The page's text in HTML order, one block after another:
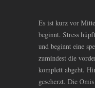
Es ist kurz vor
beginnt. Stress
und beginnt eine
zumindest die
komplett abgeht.
gescherzt. Die